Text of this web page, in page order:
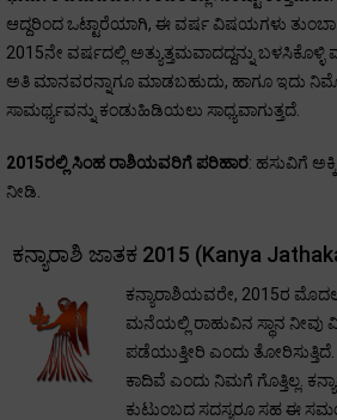
ಆದ್ದರಿಂದ ಒಟ್ಟಾರೆಯಾಗಿ, ಈ ವರ್ಷ ವಿಷಯಗಳು ತುಂಬಾ
2015ನೇ ವರ್ಷದಲ್ಲಿ ಅತ್ಯುತ್ತಮವಾದದ್ದನ್ನು ಬಳಸಿಕೊಳ್ಳಿ
ಅತಿ ಮಾನವರನ್ನಾಗೂ ಮಾಡಬಹುದು, ಹಾಗೂ ಇದು
ಸಾಮರ್ಥ್ಯವನ್ನು ಕಂಡುಹಿಡಿಯಲು ಸಾಧ್ಯವಾಗುತ್ತದೆ.
2015ರಲ್ಲಿ ಸಿಂಹ ರಾಶಿಯವರಿಗೆ ಪರಿಹಾರ: ಹಸುವಿಗೆ
ನೀಡಿ.
ಕನ್ಯಾರಾಶಿ ಜಾತಕ 2015 (Kanya
ಕನ್ಯಾರಾಶಿಯವರೇ, 2015ರ
ಮನೆಯಲ್ಲಿ ರಾಹುವಿನ ಸ್ಥಾನ ನೀವು
ಪಡೆಯುತ್ತೀರಿ ಎಂದು
ಕಾದಿವೆ ಎಂದು ನಿಮಗೆ ಗೊತ್ತಿಲ್ಲ.
ಕುಟುಂಬದ ಸದಸ್ಯರೂ ಸಹ ಈ